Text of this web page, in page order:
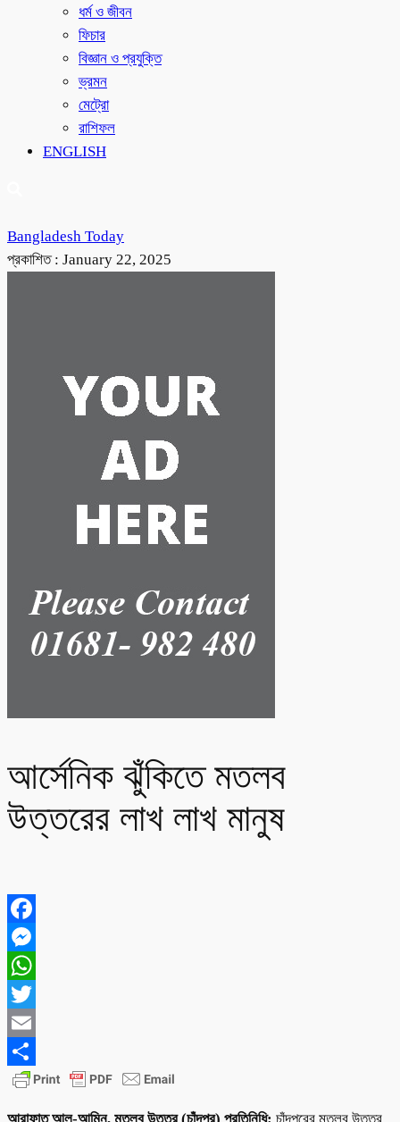
ধর্ম ও জীবন
ফিচার
বিজ্ঞান ও প্রযুক্তি
ভ্রমন
মেট্রো
রাশিফল
ENGLISH
Bangladesh Today
প্রকাশিত : January 22, 2025
আর্সেনিক ঝুঁকিতে মতলব
উত্তরের লাখ লাখ মানুষ
Facebook
Messenger
WhatsApp
Twitter
Email
Share
আরাফাত আল-আমিন, মতলব উত্তর (চাঁদপুর) প্রতিনিধি: চাঁদপুরের মতলব উত্তর